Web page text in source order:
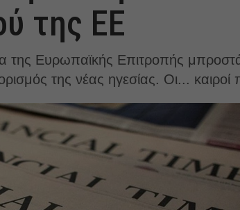
της ΕΕ
της Ευρωπαϊκής Επιτροπής
της νέας ηγεσίας. Οι...